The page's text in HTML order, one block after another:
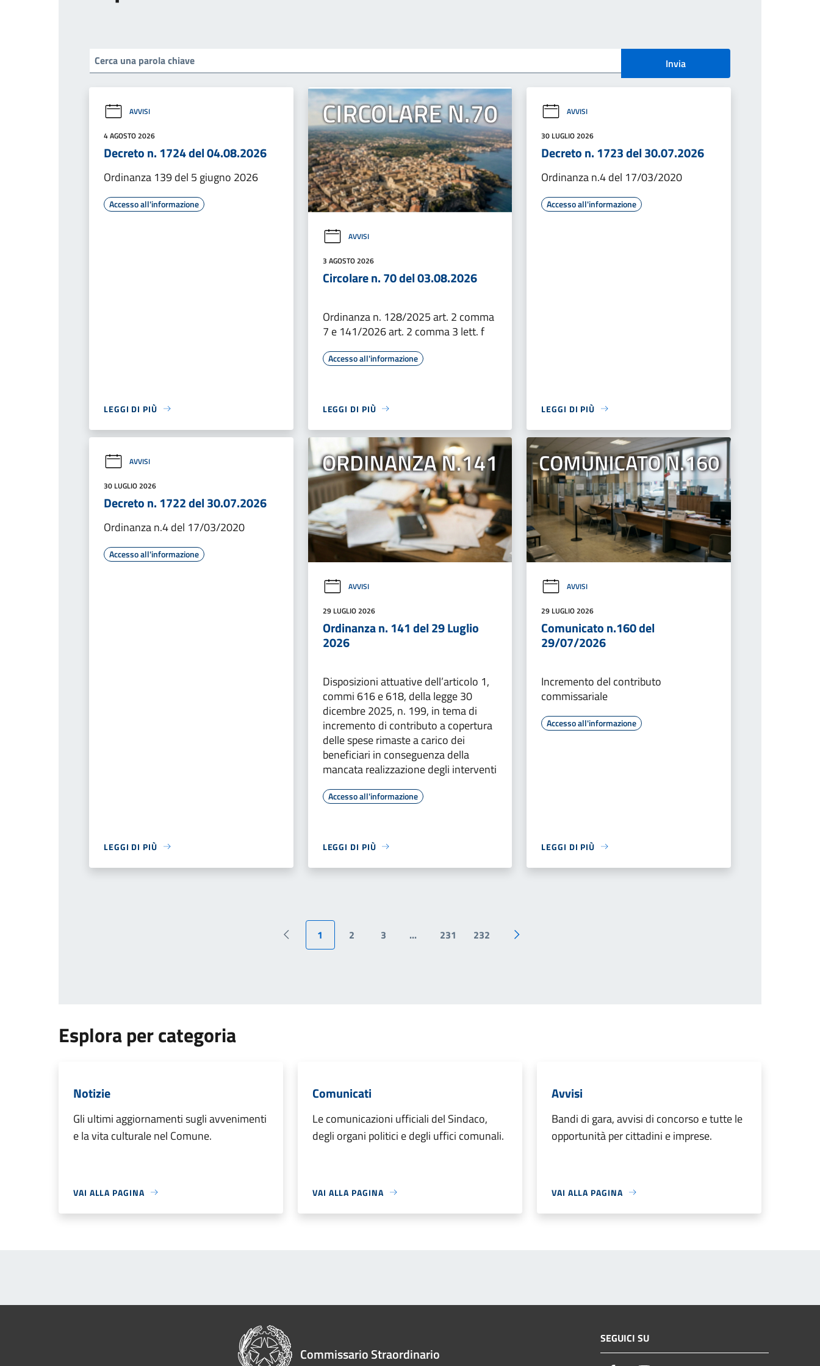
Invia
AVVISI
4 AGOSTO 2026
Decreto n. 1724 del 04.08.2026
Ordinanza 139 del 5 giugno 2026
Accesso all'informazione
LEGGI DI PIÙ
AVVISI
3 AGOSTO 2026
Circolare n. 70 del 03.08.2026
Ordinanza n. 128/2025 art. 2 comma
7 e 141/2026 art. 2 comma 3 lett. f
Accesso all'informazione
LEGGI DI PIÙ
AVVISI
30 LUGLIO 2026
Decreto n. 1723 del 30.07.2026
Ordinanza n.4 del 17/03/2020
Accesso all'informazione
LEGGI DI PIÙ
AVVISI
30 LUGLIO 2026
Decreto n. 1722 del 30.07.2026
Ordinanza n.4 del 17/03/2020
Accesso all'informazione
LEGGI DI PIÙ
AVVISI
29 LUGLIO 2026
Ordinanza n. 141 del 29 Luglio
2026
Disposizioni attuative dell’articolo 1,
commi 616 e 618, della legge 30
dicembre 2025, n. 199, in tema di
incremento di contributo a copertura
delle spese rimaste a carico dei
beneficiari in conseguenza della
mancata realizzazione degli interventi
Accesso all'informazione
LEGGI DI PIÙ
AVVISI
29 LUGLIO 2026
Comunicato n.160 del
29/07/2026
Incremento del contributo
commissariale
Accesso all'informazione
LEGGI DI PIÙ
Pagina precedente
1 2 3 ... 231 232
Pagina successiva
Esplora per categoria
Notizie
Gli ultimi aggiornamenti sugli avvenimenti
e la vita culturale nel Comune.
VAI ALLA PAGINA
Comunicati
Le comunicazioni ufficiali del Sindaco,
degli organi politici e degli uffici comunali.
VAI ALLA PAGINA
Avvisi
Bandi di gara, avvisi di concorso e tutte le
opportunità per cittadini e imprese.
VAI ALLA PAGINA
Commissario Straordinario
SEGUICI SU